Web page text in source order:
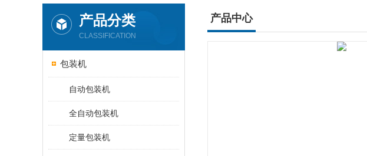
产品分类
CLASSIFICATION
包装机
自动包装机
全自动包装机
定量包装机
产品中心